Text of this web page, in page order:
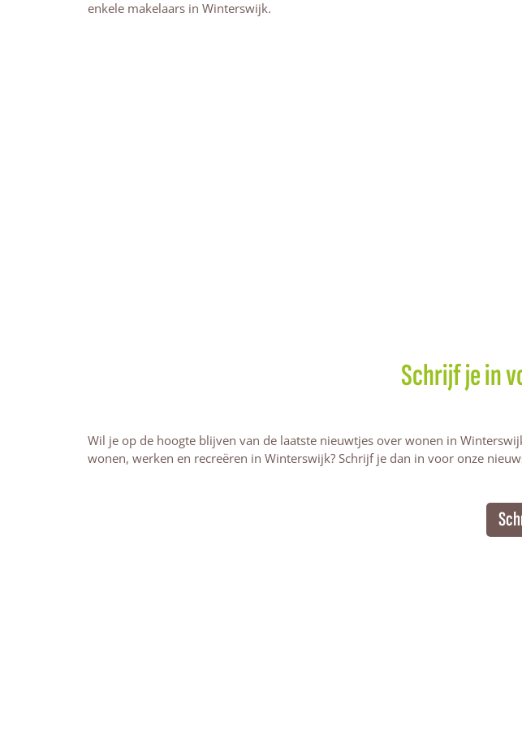
enkele makelaars in Winterswijk.
Schrijf je in
Wil je op de hoogte blijven van de laatste nieuwtjes over wonen in
wonen, werken en recreëren in Winterswijk? Schrijf je dan in voor onze